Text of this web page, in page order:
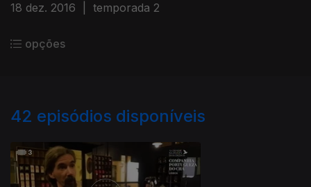
18 dez. 2016 temporada 2
opções
42 episódios disponíveis